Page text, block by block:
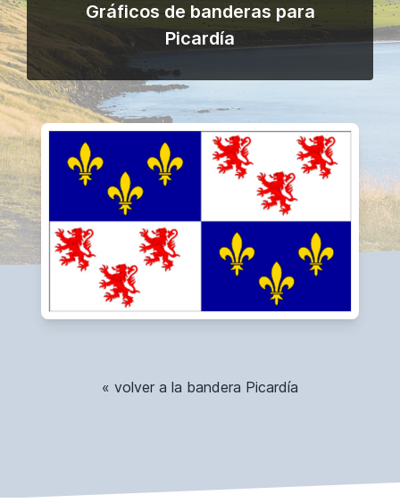
Gráficos de banderas para
Picardía
« volver a la bandera Picardía